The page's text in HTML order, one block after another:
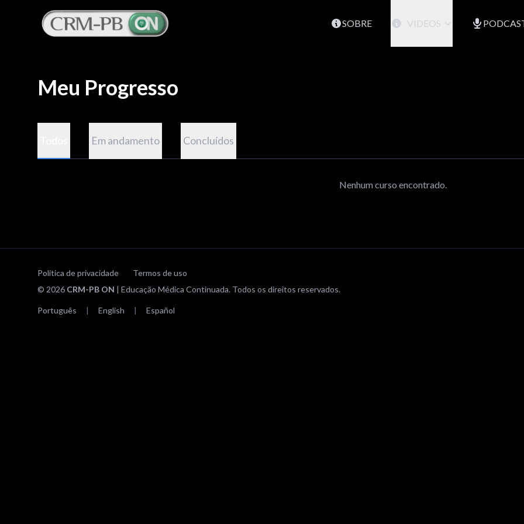
SOBRE VIDEOS
Meu Progresso
Em andamento Concluídos
Nenhum curso encontrado.
Política de privacidade
Termos de uso
© 2026 CRM-PB ON | Educação Médica Continuada. Todos os direitos reservados.
Português | English | Español